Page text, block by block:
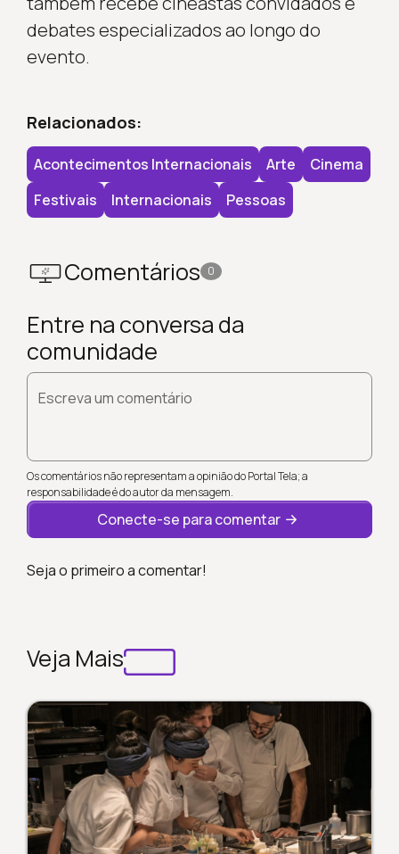
debates especializados ao longo do
evento.
Relacionados:
Acontecimentos Internacionais Arte
Cinema
Festivais
Internacionais Pessoas
Comentários 0
Entre na conversa da
comunidade
Escreva um comentário
Os comentários não representam a opinião do Portal Tela; a
responsabilidade é do autor da mensagem.
Conecte-se para comentar
Seja o primeiro a comentar!
Veja Mais